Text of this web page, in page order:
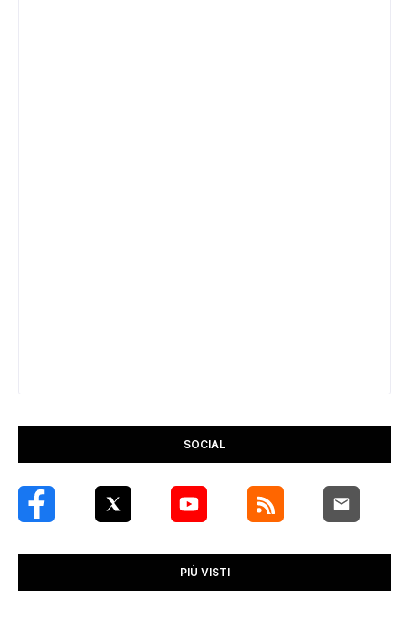
SOCIAL
PIÙ VISTI